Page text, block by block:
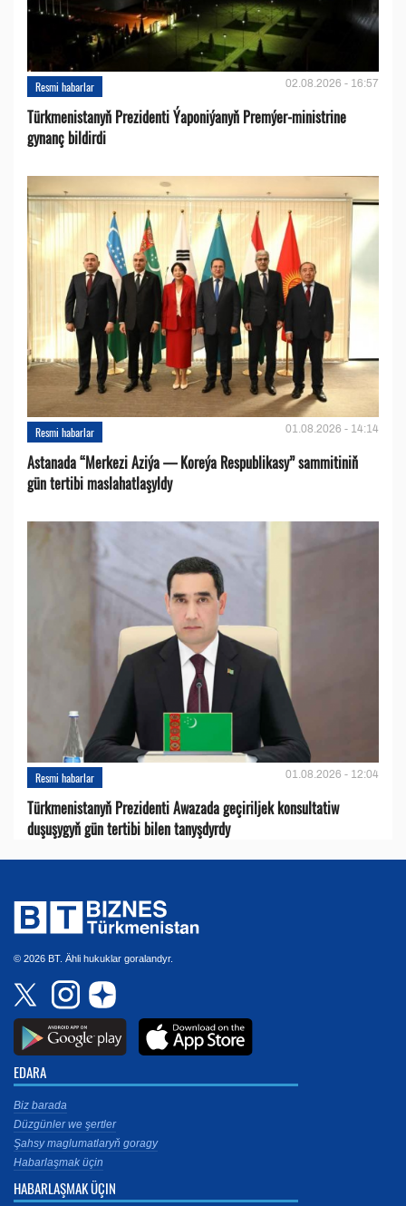
Resmi habarlar 02.08.2026 - 16:57
Türkmenistanyň Prezidenti Ýaponiýanyň Premýer-ministrine
gynanç bildirdi
Resmi habarlar 01.08.2026 - 14:14
Astanada “Merkezi Aziýa — Koreýa Respublikasy” sammitiniň
gün tertibi maslahatlaşyldy
Resmi habarlar 01.08.2026 - 12:04
Türkmenistanyň Prezidenti Awazada geçiriljek konsultatiw
duşuşygyň gün tertibi bilen tanyşdyrdy
© 2026 BT. Ähli hukuklar goralandyr.
EDARA
Biz barada
Düzgünler we şertler
Şahsy maglumatlaryň goragy
Habarlaşmak üçin
HABARLAŞMAK ÜÇIN